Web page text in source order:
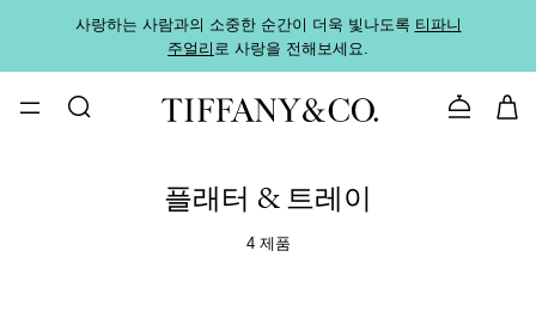
사랑하는 사람과의 소중한 순간이 더욱 빛나도록 티파니
주얼리로 사랑을 전해보세요.
문의하기
플래터 & 트레이
4 제품